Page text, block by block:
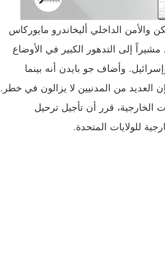
والأمن الداخلي أليخاندرو مايوركاس
مشيراً إلى التدهور الكبير في الأوضاع
وأضاف جو بايدن أنه بينما
العديد من المدنيين لا يزالون في خطر.
الخارجية، قرر أن تأجيل ترحيل